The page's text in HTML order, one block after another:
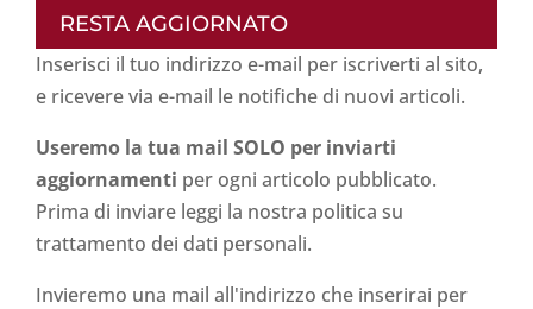
RESTA AGGIORNATO
Inserisci il tuo indirizzo e-mail per iscriverti al sito,
e ricevere via e-mail le notifiche di nuovi articoli.
Useremo la tua mail SOLO per inviarti
aggiornamenti per ogni articolo pubblicato.
Prima di inviare leggi la nostra politica su
trattamento dei dati personali.
Invieremo una mail all'indirizzo che inserirai per